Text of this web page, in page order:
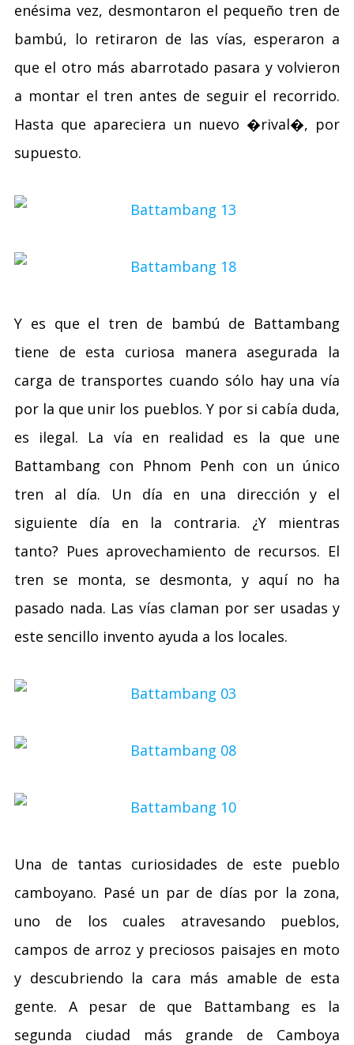
enésima vez, desmontaron el pequeño tren de
bambú, lo retiraron de las vías, esperaron a
que el otro más abarrotado pasara y volvieron
a montar el tren antes de seguir el recorrido.
Hasta que apareciera un nuevo �rival�, por
supuesto.
Y es que el tren de bambú de Battambang
tiene de esta curiosa manera asegurada la
carga de transportes cuando sólo hay una vía
por la que unir los pueblos. Y por si cabía duda,
es ilegal. La vía en realidad es la que une
Battambang con Phnom Penh con un único
tren al día. Un día en una dirección y el
siguiente día en la contraria. ¿Y mientras
tanto? Pues aprovechamiento de recursos. El
tren se monta, se desmonta, y aquí no ha
pasado nada. Las vías claman por ser usadas y
este sencillo invento ayuda a los locales.
Una de tantas curiosidades de este pueblo
camboyano. Pasé un par de días por la zona,
uno de los cuales atravesando pueblos,
campos de arroz y preciosos paisajes en moto
y descubriendo la cara más amable de esta
gente. A pesar de que Battambang es la
segunda ciudad más grande de Camboya